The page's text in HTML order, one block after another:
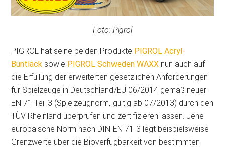
Foto: Pigrol
PIGROL hat seine beiden Produkte PIGROL Acryl-
Buntlack sowie PIGROL Schweden WAXX nun auch auf
die Erfüllung der erweiterten gesetzlichen Anforderungen
für Spielzeuge in Deutschland/EU 06/2014 gemäß neuer
EN 71 Teil 3 (Spielzeugnorm, gültig ab 07/2013) durch den
TÜV Rheinland überprüfen und zertifizieren lassen. Jene
europäische Norm nach DIN EN 71-3 legt beispielsweise
Grenzwerte über die Bioverfügbarkeit von bestimmten